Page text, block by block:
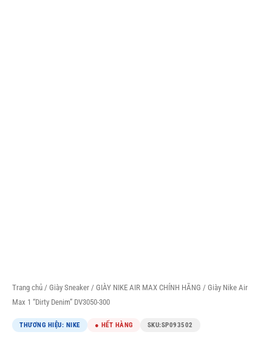
Trang chủ / Giày Sneaker / GIÀY NIKE AIR MAX CHÍNH HÃNG / Giày Nike Air
Max 1 “Dirty Denim” DV3050-300
THƯƠNG HIỆU: NIKE ● HẾT HÀNG SKU:SP093502